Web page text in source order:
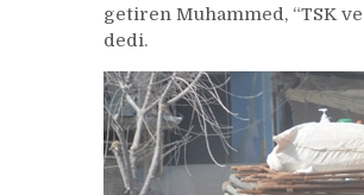
getiren Muhammed, “TSK
dedi.